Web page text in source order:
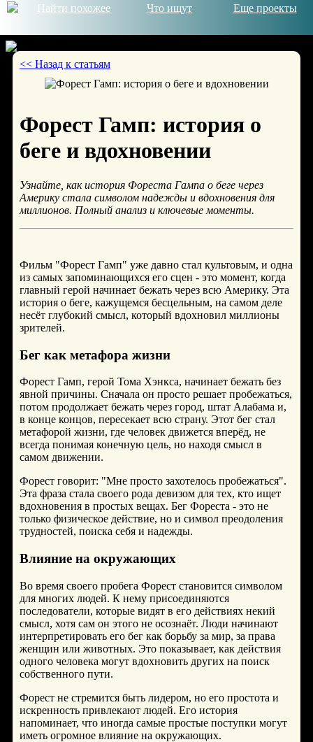
Найти похожее Что ищут Еще проекты
© 2026
<< Назад к статьям
Форест Гамп: история о
беге и вдохновении
Узнайте, как история Фореста Гампа о беге через
Америку стала символом надежды и вдохновения для
миллионов. Полный анализ и ключевые моменты.
Фильм "Форест Гамп" уже давно стал культовым, и одна
из самых запоминающихся его сцен - это момент, когда
главный герой начинает бежать через всю Америку. Эта
история о беге, кажущемся бесцельным, на самом деле
несёт глубокий смысл, который вдохновил миллионы
зрителей.
Бег как метафора жизни
Форест Гамп, герой Тома Хэнкса, начинает бежать без
явной причины. Сначала он просто решает пробежаться,
потом продолжает бежать через город, штат Алабама и,
в конце концов, пересекает всю страну. Этот бег стал
метафорой жизни, где человек движется вперёд, не
всегда понимая конечную цель, но находя смысл в
самом движении.
Форест говорит: "Мне просто захотелось пробежаться".
Эта фраза стала своего рода девизом для тех, кто ищет
вдохновения в простых вещах. Бег Фореста - это не
только физическое действие, но и символ преодоления
трудностей, поиска себя и надежды.
Влияние на окружающих
Во время своего пробега Форест становится символом
для многих людей. К нему присоединяются
последователи, которые видят в его действиях некий
смысл, хотя сам он этого не осознаёт. Люди начинают
интерпретировать его бег как борьбу за мир, за права
женщин или животных. Это показывает, как действия
одного человека могут вдохновить других на поиск
собственного пути.
Форест не стремится быть лидером, но его простота и
искренность привлекают людей. Его история
напоминает, что иногда самые простые поступки могут
иметь огромное влияние на окружающих.